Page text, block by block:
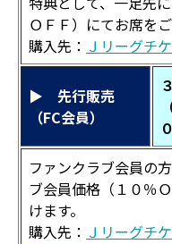
ＯＦＦ）にてお席を
購入先： Ｊリーグチ
▶ 先行販売
（FC会員）
ファンクラブ会員の
ブ会員価格（１０％
けます。
購入先： Ｊリーグチ